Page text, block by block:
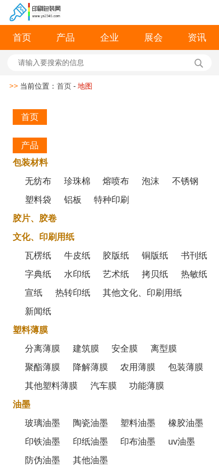
首页 产品 企业 展会 资讯
>> 当前位置：首页 -地图
首页
产品
包装材料
无纺布
珍珠棉 熔喷布 泡沫
不锈钢
塑料袋
铝板
特种印刷
胶片、胶卷
文化、印刷用纸
瓦楞纸
牛皮纸 胶版纸 铜版纸
书刊纸
字典纸
水印纸 艺术纸 拷贝纸
热敏纸
宣纸
热转印纸
其他文化、印刷用纸
新闻纸
塑料薄膜
分离薄膜
建筑膜 安全膜
离型膜
聚酯薄膜
降解薄膜 农用薄膜
包装薄膜
其他塑料薄膜
汽车膜
功能薄膜
油墨
玻璃油墨
陶瓷油墨 塑料油墨
橡胶油墨
印铁油墨
印纸油墨 印布油墨
uv油墨
防伪油墨
其他油墨